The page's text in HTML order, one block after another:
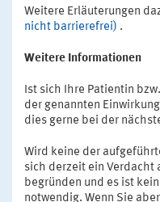
Weitere Erläuterungen
nicht barrierefrei) .
Weitere Informationen
Ist sich Ihre Patientin
der genannten
dies gerne bei der
Wird keine der
sich derzeit ein
begründen und es ist
notwendig. Wenn Sie